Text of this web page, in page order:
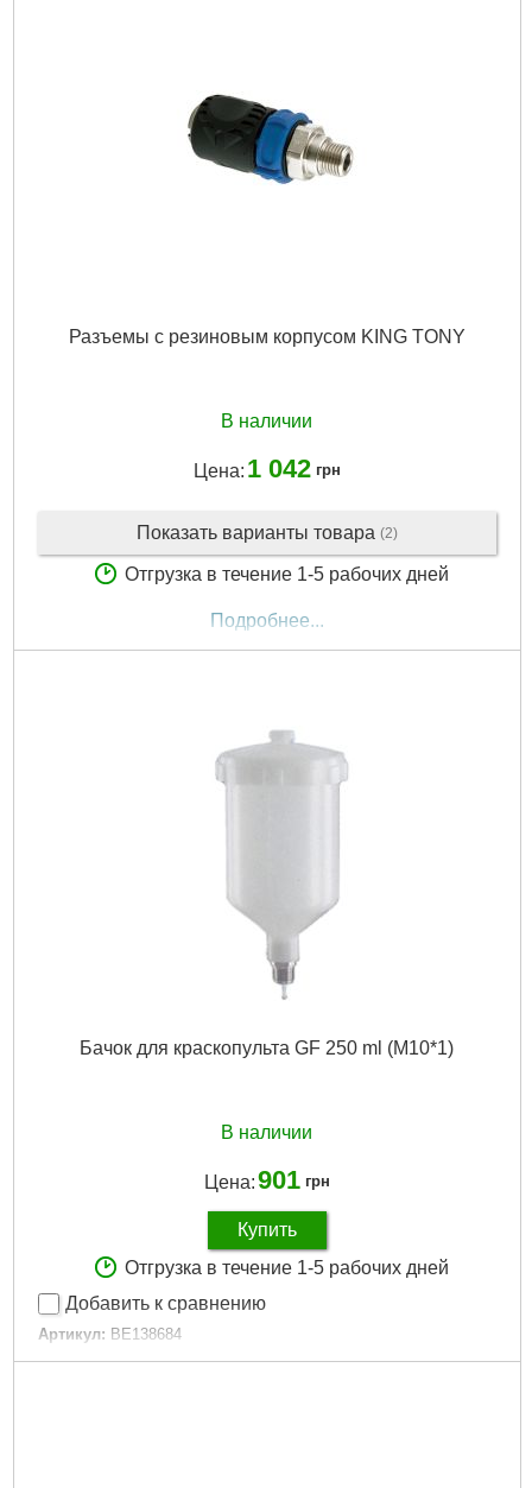
Подробнее...
Разъемы с резиновым корпусом KING TONY
В наличии
Цена: 1 042 грн
Показать варианты товара (2)
Отгрузка в течение 1-5 рабочих дней
Подробнее...
Бачок для краскопульта GF 250 ml (M10*1)
В наличии
Цена:901 грн
Купить
Отгрузка в течение 1-5 рабочих дней
Добавить к сравнению
Артикул: BE138684
Код товара: 23.18.60